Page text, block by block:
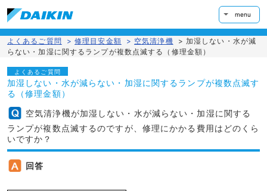
menu
よくあるご質問 > 修理目安金額 > 空気清浄機 > 加湿しない・水が減
らない・加湿に関するランプが複数点滅する（修理金額）
よくあるご質問
加湿しない・水が減らない・加湿に関するランプが複数点滅す
る（修理金額）
空気清浄機が加湿しない・水が減らない・加湿に関する
ランプが複数点滅するのですが、修理にかかる費用はどのくら
いですか？
回答